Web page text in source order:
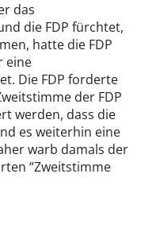
das
die FDP fürchtet,
hatte die FDP
eine
Die FDP forderte
der FDP
werden, dass die
es weiterhin eine
warb damals der
“Zweitstimme